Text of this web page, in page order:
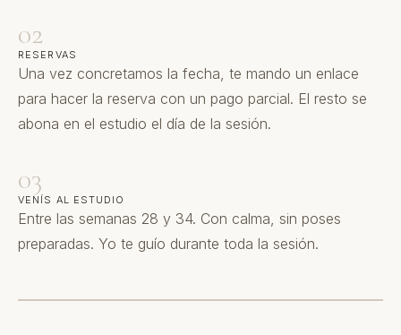
02
RESERVAS
Una vez concretamos la fecha, te mando un enlace
para hacer la reserva con un pago parcial. El resto se
abona en el estudio el día de la sesión.
03
VENÍS AL ESTUDIO
Entre las semanas 28 y 34. Con calma, sin poses
preparadas. Yo te guío durante toda la sesión.